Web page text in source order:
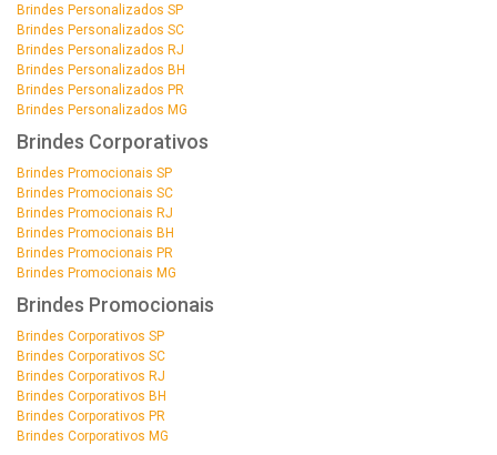
Brindes Personalizados SP
Brindes Personalizados SC
Brindes Personalizados RJ
Brindes Personalizados BH
Brindes Personalizados PR
Brindes Personalizados MG
Brindes Corporativos
Brindes Promocionais SP
Brindes Promocionais SC
Brindes Promocionais RJ
Brindes Promocionais BH
Brindes Promocionais PR
Brindes Promocionais MG
Brindes Promocionais
Brindes Corporativos SP
Brindes Corporativos SC
Brindes Corporativos RJ
Brindes Corporativos BH
Brindes Corporativos PR
Brindes Corporativos MG